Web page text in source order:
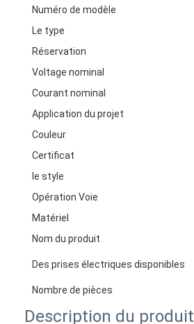
Numéro de modèle
Le type
Réservation
Voltage nominal
Courant nominal
Application du projet
Couleur
Certificat
le style
Opération Voie
Matériel
Nom du produit
Des prises électriques disponibles
Nombre de pièces
Description du produit